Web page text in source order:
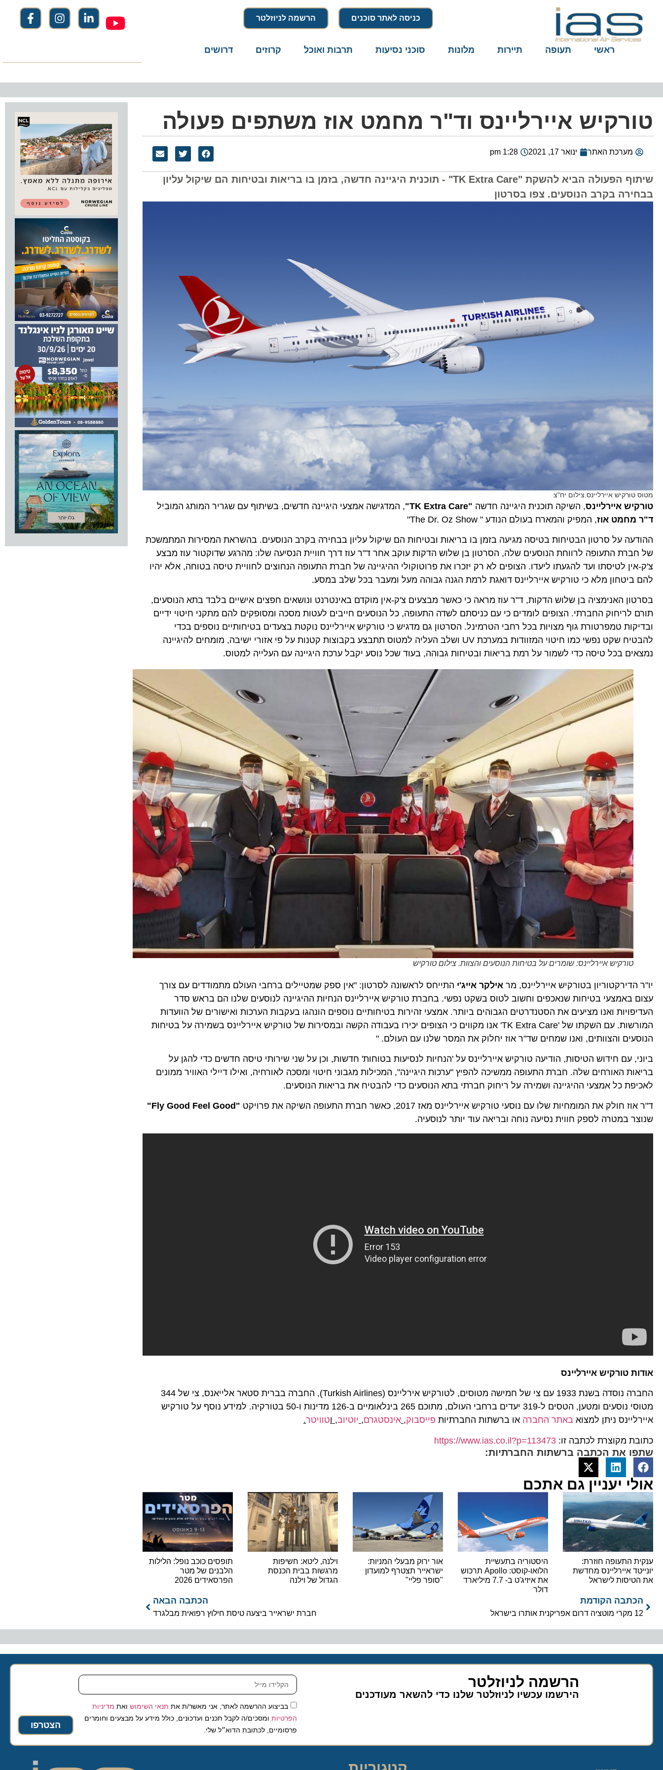
כניסה לאתר סוכנים הרשמה לניוזלטר
ראשי תעופה תיירות מלונות סוכני נסיעות תרבות ואוכל קרוזים דרושים
טורקיש איירליינס וד"ר מחמט אוז משתפים פעולה
מערכת האתר ינואר 17, 2021 1:28 pm
שיתוף הפעולה הביא להשקת "TK Extra Care" - תוכנית היגיינה חדשה, בזמן בו בריאות ובטיחות הם שיקול עליון
בבחירה בקרב הנוסעים. צפו בסרטון
מטוס טורקיש איירליינס.צילום יח"צ
טורקיש איירליינס, השיקה תוכנית היגיינה חדשה "TK Extra Care"
, המדגישה אמצעי היגיינה חדשים, בשיתוף עם שגריר המותג המוביל
ד"ר מחמט אוז, המפיק והמארח בעולם הנודע " The Dr. Oz Show"
ההודעה על סרטון הבטיחות בטיסה מגיעה בזמן בו בריאות ובטיחות הם שיקול עליון בבחירה בקרב הנוסעים. בהשראת המסירות המתמשכת
של חברת התעופה לרווחת הנוסעים שלה, הסרטון בן שלוש הדקות עוקב אחר ד"ר עוז דרך חוויית הנסיעה שלו: מהרגע שדוקטור עוז מבצע
צ'ק-אין לטיסתו ועד להגעתו ליעדו. הצופים לא רק יזכרו את פרוטוקולי ההיגיינה של חברת התעופה הנחוצים לחוויית טיסה בטוחה, אלא יהיו
להם ביטחון מלא כי טורקיש איירליינס דואגת לרמת הגנה גבוהה מעל ומעבר בכל שלב במסע.
בסרטון האנימציה בן שלוש הדקות, ד"ר עוז מראה כי כאשר מבצעים צ'ק-אין מוקדם באינטרנט ונושאים חפצים אישיים בלבד בתא הנוסעים,
תורם לריחוק החברתי. הצופים לומדים כי עם כניסתם לשדה התעופה, כל הנוסעים חייבים לעטות מסכה ומסופקים להם מתקני חיטוי ידיים
ובדיקות טמפרטורת גוף מצויות בכל רחבי הטרמינל. הסרטון גם מדגיש כי טורקיש איירליינס נוקטת בצעדים בטיחותיים נוספים בכדי
להבטיח שקט נפשי כמו חיטוי המזוודות במערכת UV ושלב העליה למטוס תתבצע בקבוצות קטנות על פי אזורי ישיבה, מומחים להיגיינה
נמצאים בכל טיסה כדי לשמור על רמת בריאות ובטיחות גבוהה, בעוד שכל נוסע יקבל ערכת היגיינה עם העלייה למטוס.
טורקיש איירליינס: שומרים על בטיחות הנוסעים והצוות. צילום טורקיש
יו"ר הדירקטוריון בטורקיש איירליינס, מר אילקר אייג'י התייחס לראשונה לסרטון: "אין ספק שמטיילים ברחבי העולם מתמודדים עם צורך
עצום באמצעי בטיחות שנאכפים וחשוב לטוס בשקט נפשי. בחברת טורקיש איירליינס הנחיות ההיגיינה לנוסעים שלנו הם בראש סדר
העדיפויות ואנו מציעים את הסטנדרטים הגבוהים ביותר. אמצעי זהירות בטיחותיים נוספים הונהגו בעקבות הערכות ואישורים של הוועדות
המורשות. עם השקתו של 'TK Extra Care' אנו מקווים כי הצופים יכירו בעבודה הקשה ובמסירות של טורקיש איירליינס בשמירה על בטיחות
הנוסעים והצוותים, ואנו שמחים שד"ר אוז יחלוק את המסר שלנו עם העולם. "
ביוני, עם חידוש הטיסות, הודיעה טורקיש איירליינס על 'הנחיות לנסיעות בטוחות' חדשות, וכן על שני שירותי טיסה חדשים כדי להגן על
בריאות האורחים שלה. חברת התעופה ממשיכה להפיץ "ערכות היגיינה", המכילות מגבוני חיטוי ומסכה לאורחיה, ואילו דיילי האוויר ממונים
לאכיפת כל אמצעי ההיגיינה ושמירה על ריחוק חברתי בתא הנוסעים כדי להבטיח את בריאות הנוסעים.
ד"ר אוז חולק את המומחיות שלו עם נוסעי טורקיש איירליינס מאז 2017, כאשר חברת התעופה השיקה את פרויקט
"Fly Good Feel Good"
שנוצר במטרה לספק חווית נסיעה נוחה ובריאה עוד יותר לנוסעיה.
אודות טורקיש איירליינס
החברה נוסדה בשנת 1933 עם צי של חמישה מטוסים, לטורקיש אירליינס (Turkish Airlines), החברה בברית סטאר אלייאנס, צי של 344
מטוסי נוסעים ומטען, הטסים ל-319 יעדים ברחבי העולם, מתוכם 265 בינלאומיים ב-126 מדינות ו-50 בטורקיה. למידע נוסף על טורקיש
איירליינס ניתן למצוא באתר החברה או ברשתות החברתיות פייסבוק, אינסטגרם, יוטיוב, וטוויטר.
כתובת מקוצרת לכתבה זו: https://www.ias.co.il?p=113473
שתפו את הכתבה ברשתות החברתיות:
אולי יעניין גם אתכם
ענקית התעופה חוזרת:
יונייטד איירליינס מחדשת
את הטיסות לישראל
היסטוריה בתעשיית
הלואו-קוסט: Apollo תרכוש
את איזיג'ט ב- 7.7 מיליארד
דולר
אור ירוק מבעלי המניות:
ישראייר תצטרף למועדון
"סופר פליי"
וילנה, ליטא: חשיפות
מרגשות בבית הכנסת
הגדול של וילנה
תופסים כוכב נופל: הלילות
הלבנים של מטר
הפרסאידים 2026
הכתבה הקודמת
12 מקרי מוטציה דרום אפריקנית אותרו בישראל
הכתבה הבאה
חברת ישראייר ביצעה טיסת חילוץ רפואית מבלגרד
הרשמה לניוזלטר
הירשמו עכשיו לניוזלטר שלנו כדי להשאר מעודכנים
בביצוע ההרשמה לאתר, אני מאשר/ת את תנאי השימושואת מדיניות
הפרטיותומסכים/ה לקבל תכנים ועדכונים, כולל מידע על מבצעים וחומרים
פרסומיים, לכתובת הדוא״ל שלי.
הצטרפו